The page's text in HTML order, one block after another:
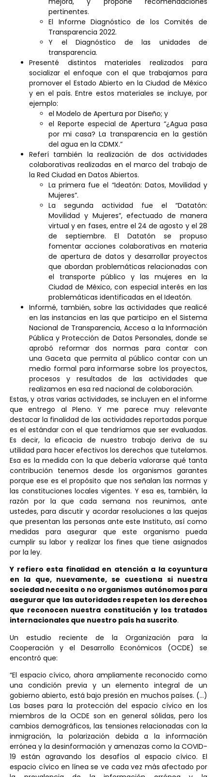
pertinentes.
El Informe Diagnóstico de los Comités de
Transparencia 2022.
Y el Diagnóstico de las unidades de
transparencia.
Presenté distintos materiales realizados para
socializar el enfoque con el que trabajamos para
promover el Estado Abierto en la Ciudad de México
y en el país. Entre estos materiales se incluye, por
ejemplo:
el Modelo de Apertura por Diseño; y
el Reporte especial de Apertura “¿Agua pasa
por mi casa? La transparencia en la gestión
del agua en la CDMX.”
Referí también la realización de dos actividades
colaborativas realizadas en el marco del trabajo de
la Red Ciudad en Datos Abiertos.
La primera fue el “Ideatón: Datos, Movilidad y
Mujeres”.
La segunda actividad fue el “Datatón:
Movilidad y Mujeres”, efectuado de manera
virtual y en fases, entre el 24 de agosto y el 28
de septiembre. El Datatón se propuso
fomentar acciones colaborativas en materia
de apertura de datos y desarrollar proyectos
que abordan problemáticas relacionadas con
el transporte público y las mujeres en la
Ciudad de México, con especial interés en las
problemáticas identificadas en el Ideatón.
Informé, también, sobre las actividades que realicé
en las instancias en las que participo en el Sistema
Nacional de Transparencia, Acceso a la Información
Pública y Protección de Datos Personales, donde se
aprobó reformar dos normas para contar con
una Gaceta que permita al público contar con un
medio formal para informarse sobre los proyectos,
procesos y resultados de las actividades que
realizamos en esa red nacional de colaboración.
Estas, y otras varias actividades, se incluyen en el informe
que entrego al Pleno. Y me parece muy relevante
destacar la finalidad de las actividades reportadas porque
es el estándar con el que tendríamos que ser evaluadas.
Es decir, la eficacia de nuestro trabajo deriva de su
utilidad para hacer efectivos los derechos que tutelamos.
Esa es la medida con la que debería valorarse qué tanta
contribución tenemos desde los organismos garantes
porque ese es el propósito que nos señalan las normas y
las constituciones locales vigentes. Y esa es, también, la
razón por la que cada semana nos reunimos, ante
ustedes, para discutir y acordar resoluciones a las quejas
que presentan las personas ante este Instituto, así como
medidas para asegurar que este organismo pueda
cumplir su labor y realizar los fines que tiene asignados
por la ley.
Y refiero esta finalidad en atención a la coyuntura
en la que, nuevamente, se cuestiona si nuestra
sociedad necesita o no organismos autónomos para
asegurar que las autoridades respeten los derechos
que reconocen nuestra constitución y los tratados
internacionales que nuestro país ha suscrito.
Un estudio reciente de la Organización para la
Cooperación y el Desarrollo Económicos (OCDE) se
encontró que:
“El espacio cívico, ahora ampliamente reconocido como
una condición previa y un elemento integral de un
gobierno abierto, está bajo presión en muchos países. (…)
Las bases para la protección del espacio cívico en los
miembros de la OCDE son en general sólidas, pero los
cambios demográficos, las tensiones relacionadas con la
inmigración, la polarización debida a la información
errónea y la desinformación y amenazas como la COVID-
19 están agravando los desafíos al espacio cívico. El
espacio cívico en línea se ve cada vez más afectado por